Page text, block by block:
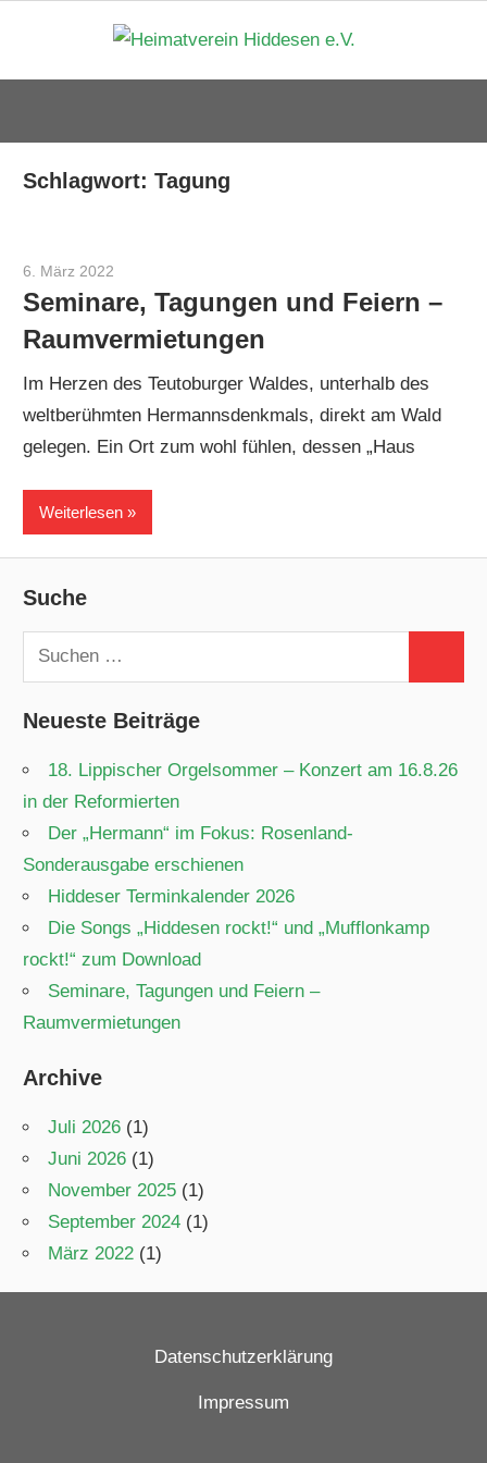
springen
Schlagwort:Tagung
6. März 2022
Seminare, Tagungen und Feiern –
Raumvermietungen
Im Herzen des Teutoburger Waldes, unterhalb des
weltberühmten Hermannsdenkmals, direkt am Wald
gelegen. Ein Ort zum wohl fühlen, dessen „Haus
Weiterlesen
Suche
Suchen
nach:
Neueste Beiträge
18. Lippischer Orgelsommer – Konzert am 16.8.26
in der Reformierten
Der „Hermann“ im Fokus: Rosenland-
Sonderausgabe erschienen
Hiddeser Terminkalender 2026
Die Songs „Hiddesen rockt!“ und „Mufflonkamp
rockt!“ zum Download
Seminare, Tagungen und Feiern –
Raumvermietungen
Archive
Juli 2026 (1)
Juni 2026 (1)
November 2025 (1)
September 2024 (1)
März 2022 (1)
Datenschutzerklärung
Impressum